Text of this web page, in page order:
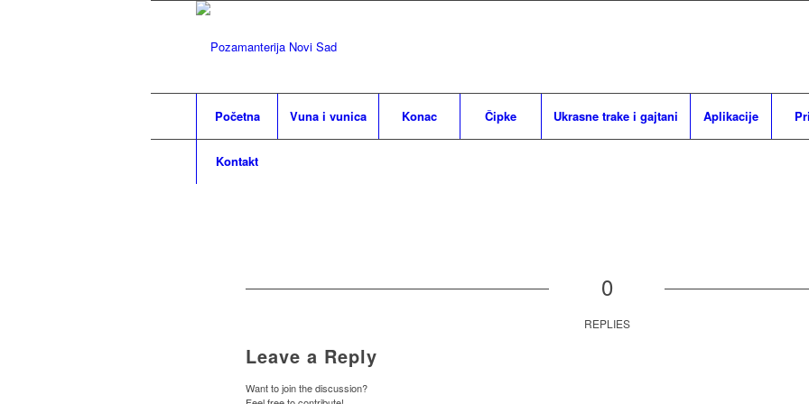
Početna Vuna i vunica Konac Čipke Ukrasne trake i gajtani Aplikacije
Kontakt
0
REPLIES
Leave a Reply
Want to join the discussion?